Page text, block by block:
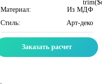
Материал:
Из МДФ
Стиль:
Арт-деко
Заказать расчет